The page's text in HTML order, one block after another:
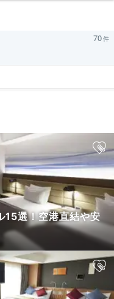
70
15選！空港直結や安